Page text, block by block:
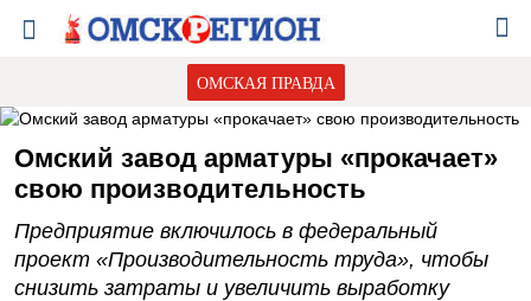
ОМСКАЯ ПРАВДА
Омский завод арматуры «прокачает»
свою производительность
Предприятие включилось в федеральный
проект «Производительность труда», чтобы
снизить затраты и увеличить выработку